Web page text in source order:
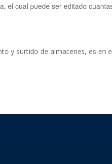
el cual puede ser editado
y surtido de almacenes, es en